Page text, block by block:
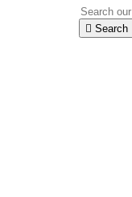
 Search